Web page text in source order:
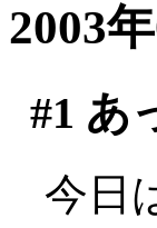
2003
#1 あ
今日